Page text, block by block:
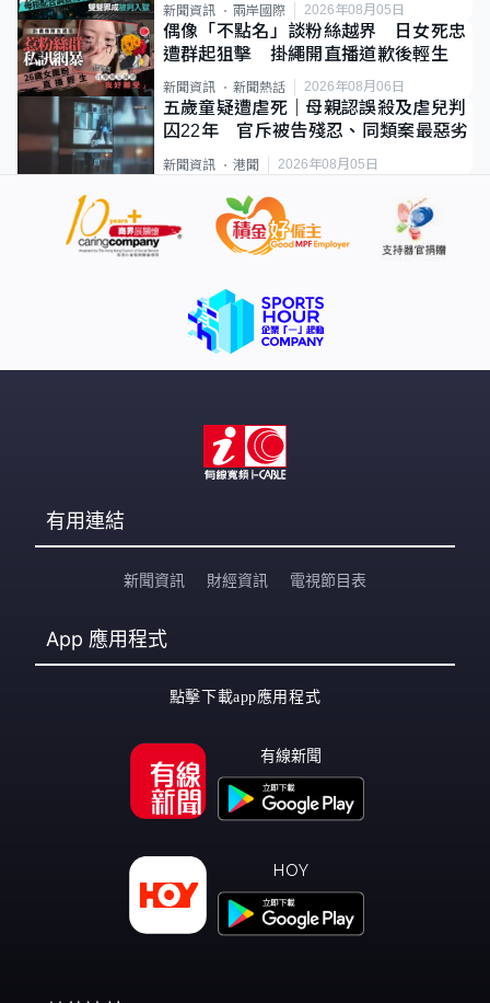
新聞資訊 兩岸國際 2026年08月05日
偶像「不點名」談粉絲越界 日女死忠
遭群起狙擊 掛繩開直播道歉後輕生
新聞資訊 新聞熱話 2026年08月06日
五歲童疑遭虐死｜母親認誤殺及虐兒判
囚22年 官斥被告殘忍、同類案最惡劣
新聞資訊 港聞 2026年08月05日
有用連結
新聞資訊 財經資訊 電視節目表
App 應用程式
點擊下載app應用程式
有線新聞
HOY